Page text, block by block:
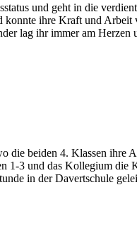
und geht in die
konnte ihre Kraft und
lag ihr immer am Herzen
die beiden 4. Klassen ihre
1-3 und das Kollegium
in der Davertschule